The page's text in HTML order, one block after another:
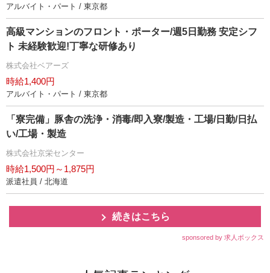
アルバイト・パート / 東京都
高級マンションのフロント・ポーター/週5日勤務 安定シフ
ト 未経験歓迎!丁寧な研修あり
株式会社ベアーズ
時給1,400円
アルバイト・パート / 東京都
「寮完備」豚舎の洗浄・消毒/即入寮/製造・工場/日勤/日払
い/工場・製造
株式会社京栄センター
時給1,500円～1,875円
派遣社員 / 北海道
続きはこちら
sponsored by 求人ボックス